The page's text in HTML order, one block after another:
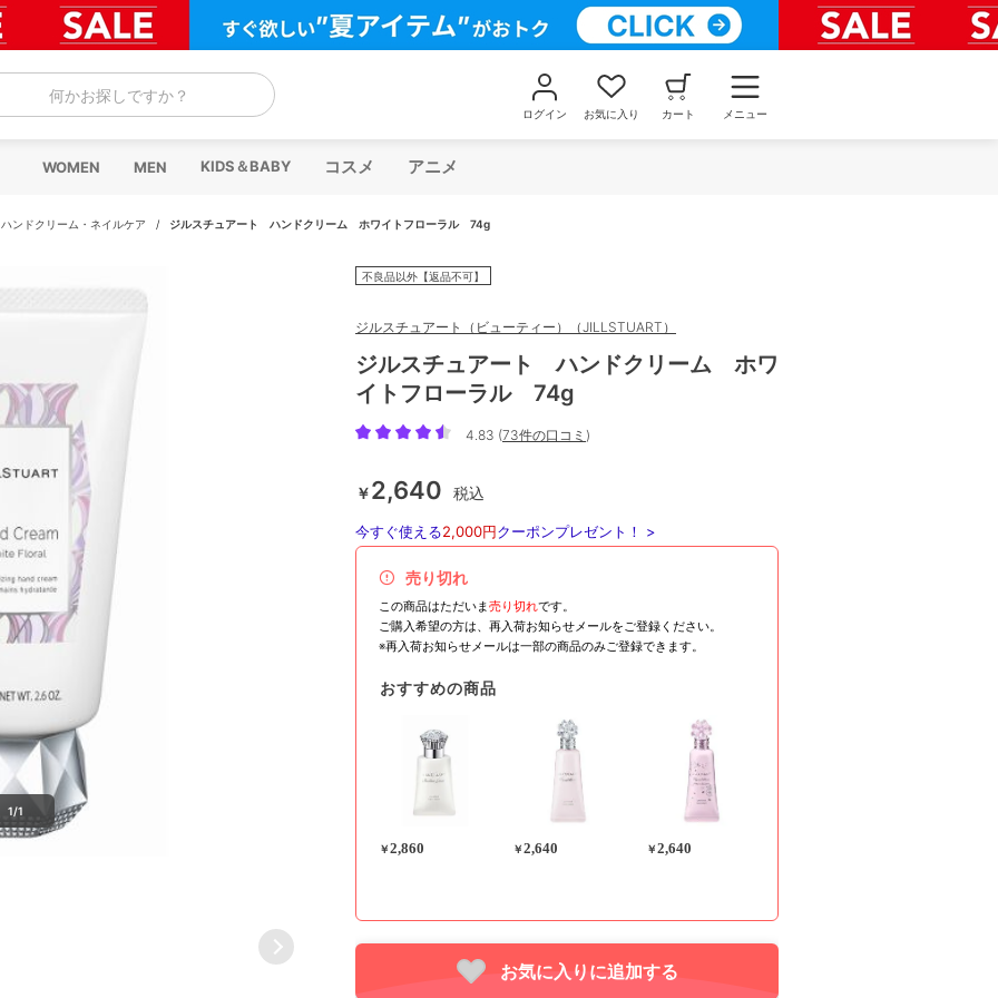
何かお探しですか？
ログイン お気に入り カート メニュー
WOMEN MEN KIDS＆BABY コスメ アニメ
ハンドクリーム・ネイルケア / ジルスチュアート ハンドクリーム ホワイトフローラル 74g
1/1
不良品以外【返品不可】
ジルスチュアート（ビューティー）（JILLSTUART）
ジルスチュアート ハンドクリーム ホワ
イトフローラル 74g
4.83 (73件の口コミ )
￥2,640 税込
今すぐ使える2,000円クーポンプレゼント！ >
売り切れ
この商品はただいま売り切れです。
ご購入希望の方は、再入荷お知らせメールをご登録ください。
※再入荷お知らせメールは一部の商品のみご登録できます。
おすすめの商品
￥2,860 ￥2,640 ￥2,640
お気に入りに追加する